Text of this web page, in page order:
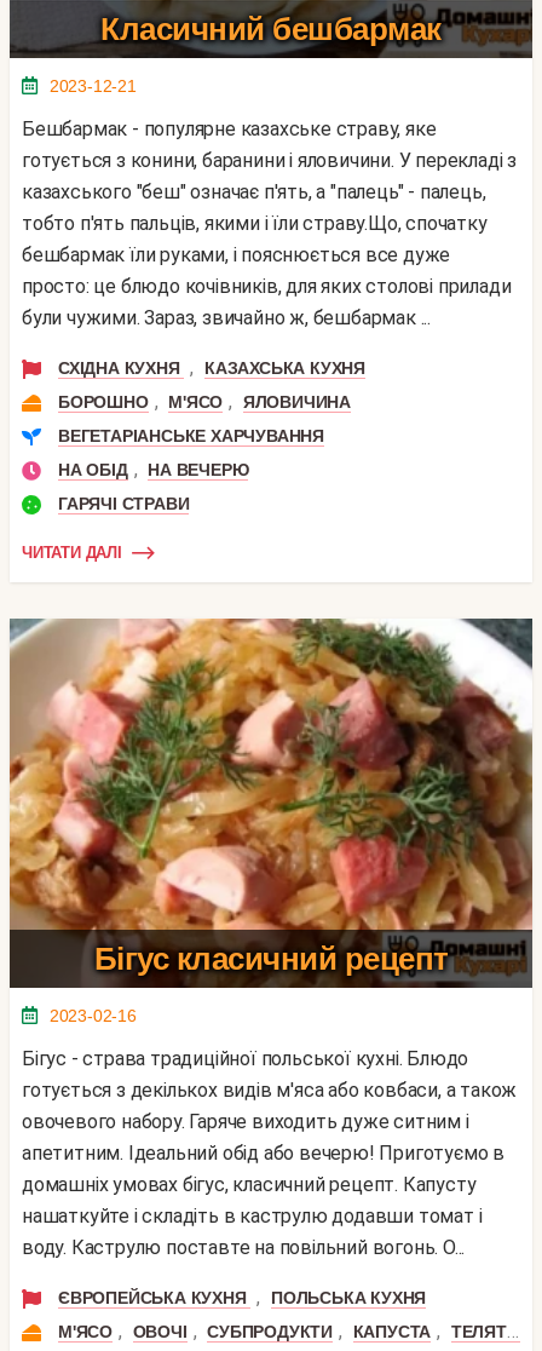
Класичний бешбармак
2023-12-21
Бешбармак - популярне казахське страву, яке
готується з конини, баранини і яловичини. У перекладі з
казахського "беш" означає п'ять, a "палець" - палець,
тобто п'ять пальців, якими і їли страву.Що, спочатку
бешбармак їли руками, і пояснюється все дуже
просто: це блюдо кочівників, для яких столові прилади
були чужими. Зараз, звичайно ж, бешбармак ...
СХІДНА КУХНЯ ,
КАЗАХСЬКА КУХНЯ
БОРОШНО , М'ЯСО ,
ЯЛОВИЧИНА
ВЕГЕТАРІАНСЬКЕ ХАРЧУВАННЯ
НА ОБІД ,
НА ВЕЧЕРЮ
ГАРЯЧІ СТРАВИ
ЧИТАТИ ДАЛІ
Бігус класичний рецепт
2023-02-16
Бігус - страва традиційної польської кухні. Блюдо
готується з декількох видів м'яса або ковбаси, а також
овочевого набору. Гаряче виходить дуже ситним і
апетитним. Ідеальний обід або вечерю! Приготуємо в
домашніх умовах бігус, класичний рецепт. Капусту
нашаткуйте і складіть в каструлю додавши томат і
воду. Каструлю поставте на повільний вогонь. О...
ЄВРОПЕЙСЬКА КУХНЯ ,
ПОЛЬСЬКА КУХНЯ
М'ЯСО , ОВОЧІ , СУБПРОДУКТИ , КАПУСТА , ТЕЛЯТИНА